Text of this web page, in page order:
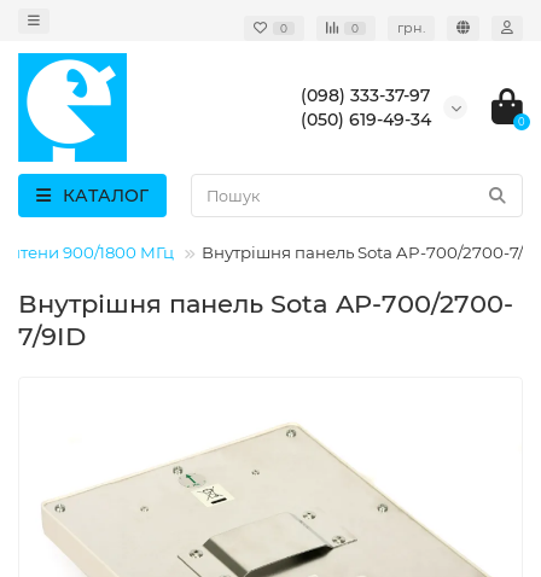
0 0 грн.
(098) 333-37-97
(050) 619-49-34
0
КАТАЛОГ
900/1800 МГц Внутрішня панель Sota AP-700/2700-7/
Внутрішня панель Sota AP-700/2700-
7/9ID